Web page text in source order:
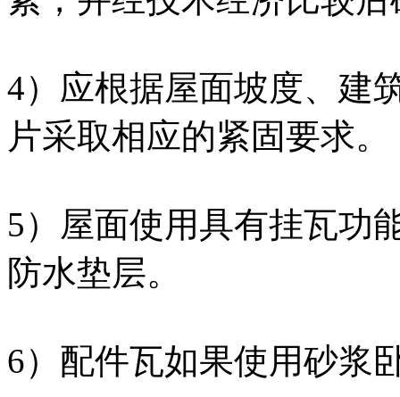
4）应根据屋面坡度、建
片采取相应的紧固要求。
5）屋面使用具有挂瓦功
防水垫层。
6）配件瓦如果使用砂浆